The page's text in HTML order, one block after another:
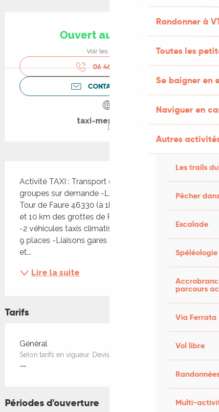
Randonner à
Toutes les
Se baigner en
Naviguer en
Autres
Les trails
Pêcher
Escalade
Spéléologie
parcours
Via Ferrata
Vol libre
Multi-
Ouverture et coordonnées
Ouvert aujourd'hui
Voir les horaires
06 46 64 59
CONTACTEZ-NOUS
taxi-merle-46.fr
Activité TAXI : Transport de particuliers et de
groupes sur demande -Lieu de stationnement :
Tour de Faure 46330 (à 1km de Saint Cirq Lapopie
et 10 km des grottes de Pech Merle à Cabrerets)
-2 véhicules taxis climatisés 5 places + 1 mini-bus
9 places -Liaisons gares SNCF (Figeac, Cahors,…)
et...
Lire la suite
Tarifs
Tarifs 2026
Général
Selon tarifs en vigueur. Devis rapide
—
Périodes d'ouverture